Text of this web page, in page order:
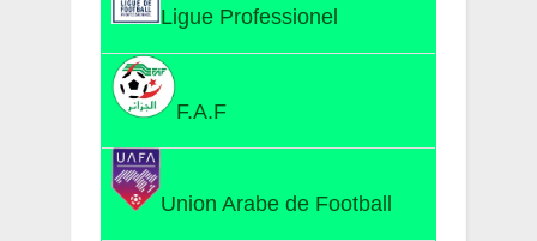
Ligue Professionel
F.A.F
Union Arabe de Football